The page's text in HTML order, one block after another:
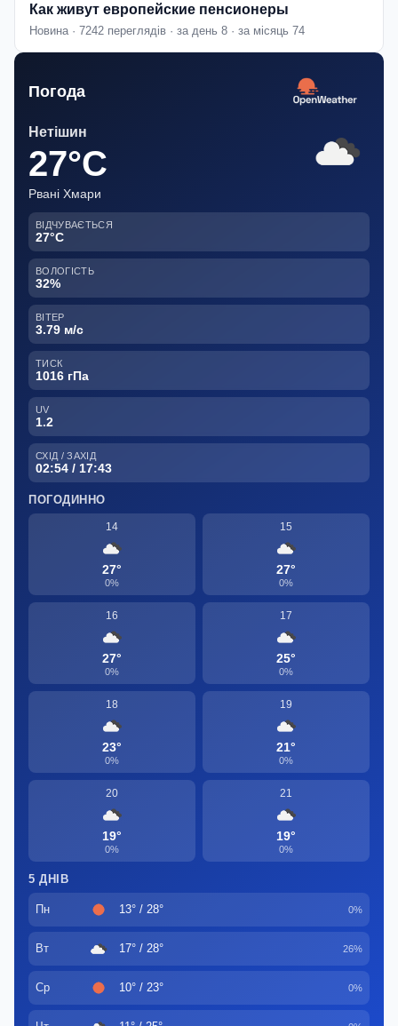
Как живут европейские пенсионеры
Новина · 7242 переглядів · за день 8 · за місяць 74
Погода
Нетішин
27°C
Рвані Хмари
ВІДЧУВАЄТЬСЯ
27°C
ВОЛОГІСТЬ
32%
ВІТЕР
3.79 м/с
ТИСК
1016 гПа
UV
1.2
СХІД / ЗАХІД
02:54 / 17:43
ПОГОДИННО
14
27°
0%
15
27°
0%
16
27°
0%
17
25°
0%
18
23°
0%
19
21°
0%
20
19°
0%
21
19°
0%
5 ДНІВ
Пн 13° / 28° 0%
Вт 17° / 28° 26%
Ср 10° / 23° 0%